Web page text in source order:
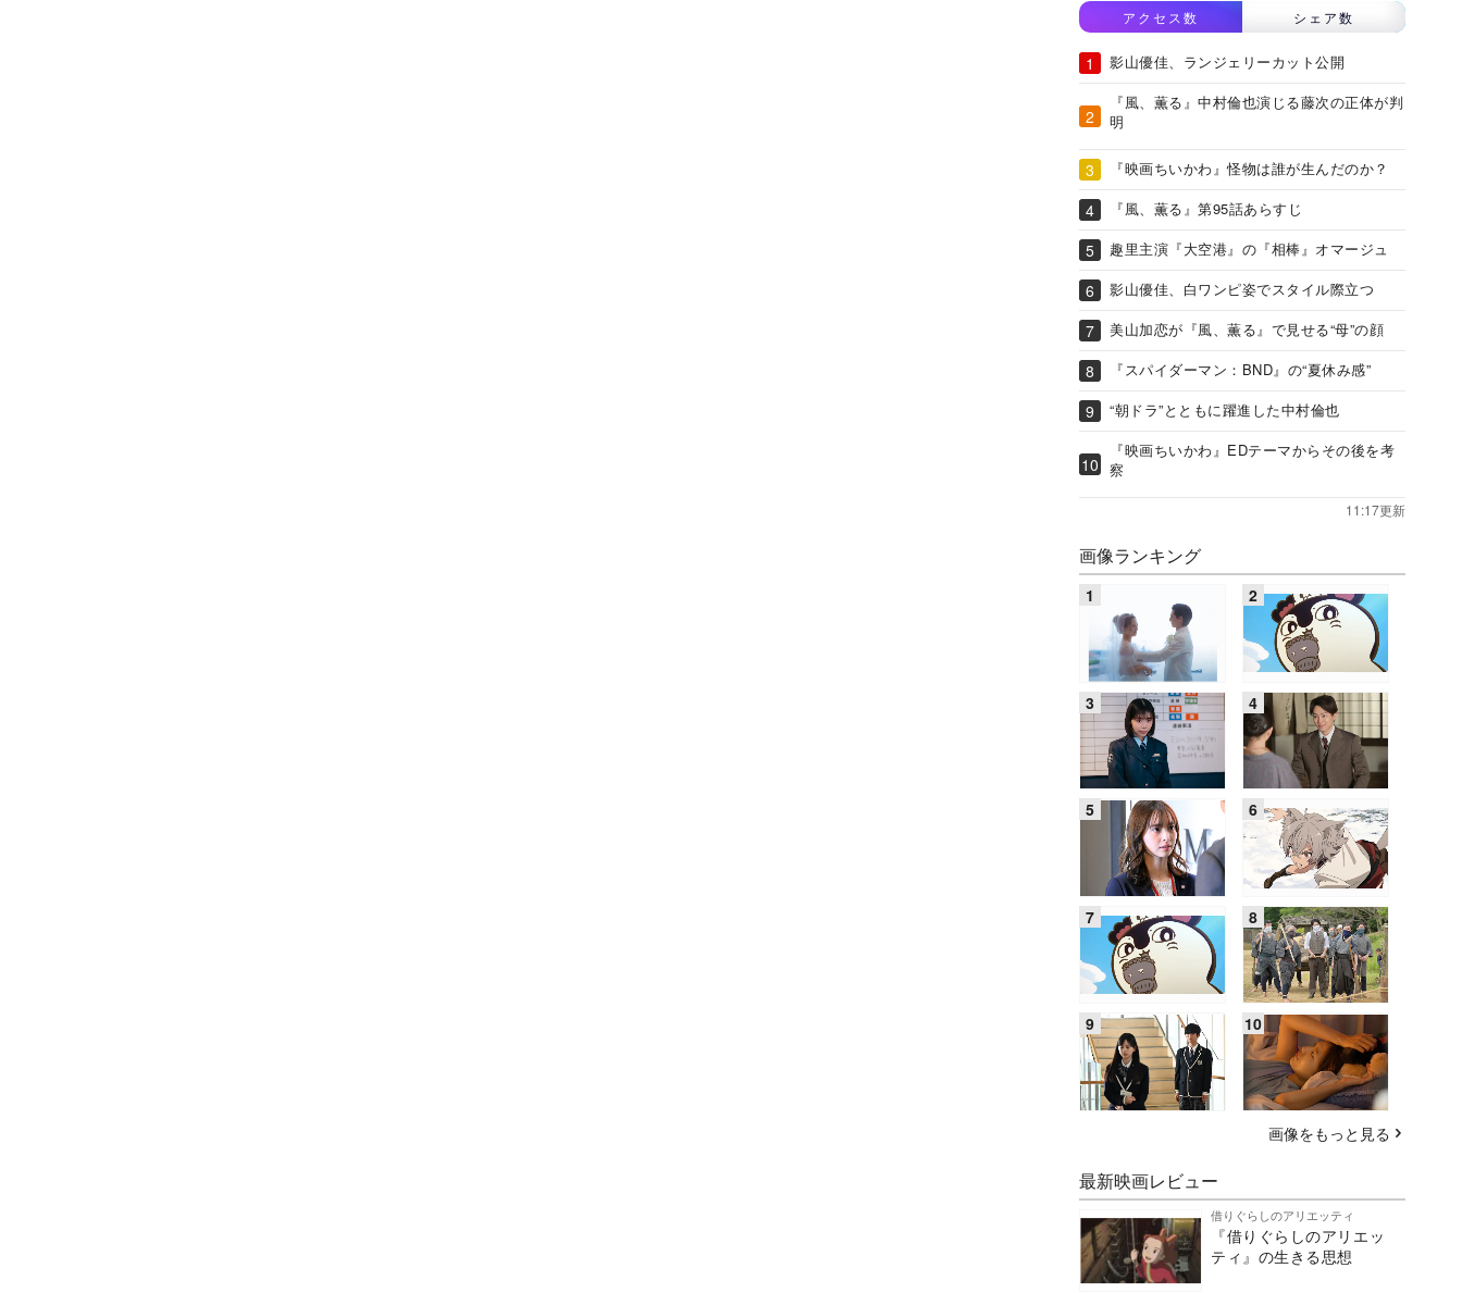
アクセス数 シェア数
影山優佳、ランジェリーカット公開
『風、薫る』中村倫也演じる藤次の正体が判
明
『映画ちいかわ』怪物は誰が生んだのか？
『風、薫る』第95話あらすじ
趣里主演『大空港』の『相棒』オマージュ
影山優佳、白ワンピ姿でスタイル際立つ
美山加恋が『風、薫る』で見せる“母”の顔
『スパイダーマン：BND』の“夏休み感”
“朝ドラ”とともに躍進した中村倫也
『映画ちいかわ』EDテーマからその後を考
察
11:17更新
画像ランキング
画像をもっと見る
最新映画レビュー
借りぐらしのアリエッティ
『借りぐらしのアリエッ
ティ』の生きる思想